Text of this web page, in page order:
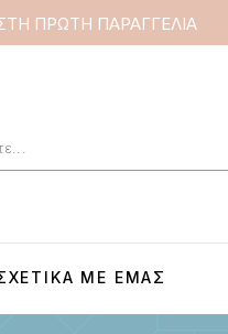
ΠΡΩΤΗ ΠΑΡΑΓΓΕΛΙΑ
ΜΕ ΕΜΆΣ